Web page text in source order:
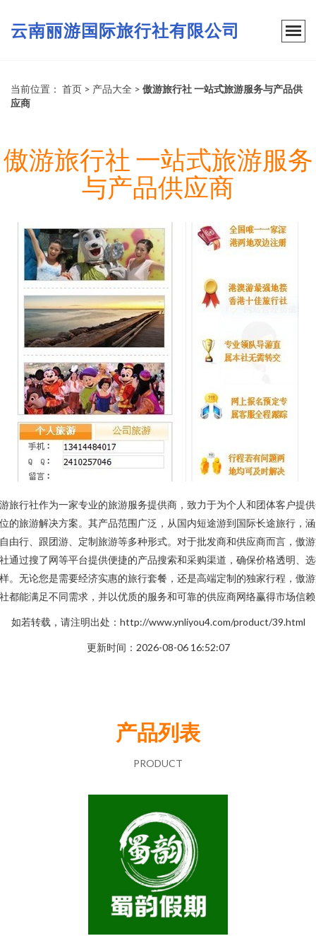
云南丽游国际旅行社有限公司
当前位置： 首页 > 产品大全 > 傲游旅行社 一站式旅游服务与产品供
应商
傲游旅行社 一站式旅游服务
与产品供应商
旅行社作为一家专业的旅游服务提供商，致力于为个人和团体客户提
的旅游解决方案。其产品范围广泛，从国内短途游到国际长途旅行，
由行、跟团游、定制旅游等多种形式。对于批发商和供应商而言，傲
通过搜了网等平台提供便捷的产品搜索和采购渠道，确保价格透明、
。无论您是需要经济实惠的旅行套餐，还是高端定制的独家行程，傲
都能满足不同需求，并以优质的服务和可靠的供应商网络赢得市场信
如若转载，请注明出处：http://www.ynliyou4.com/product/39.html
更新时间：2026-08-06 16:52:07
产品列表
PRODUCT